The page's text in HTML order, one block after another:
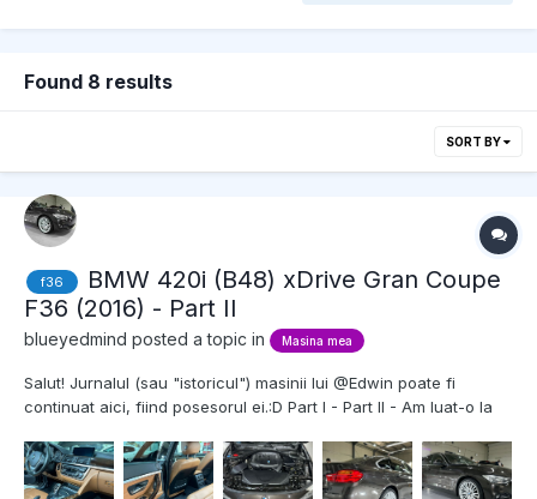
Found 8 results
SORT BY
f36
BMW 420i (B48) xDrive Gran Coupe
F36 (2016) - Part II
blueyedmind posted a topic in Masina mea
Salut! Jurnalul (sau "istoricul") masinii lui @Edwin poate fi
continuat aici, fiind posesorul ei.:D Part I - Part II - Am luat-o la
imediat dupa, la APB Service (cu inregistrare in istoric). Am vreo
~2400 km f...